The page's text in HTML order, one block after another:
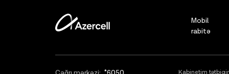
Tarif çərçivəsində yalnız günlük və korporativ müştərilər
Spam SMS-lər göndərmək; Simbox, Fix GSM və bu
Mobil
rabitə
Kabinetim